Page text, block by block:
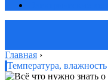
Главная ›
Температура, влажность